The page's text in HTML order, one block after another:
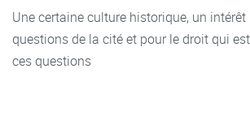
Une certaine culture historique, un intérêt
questions de la cité et pour le droit qui
ces questions